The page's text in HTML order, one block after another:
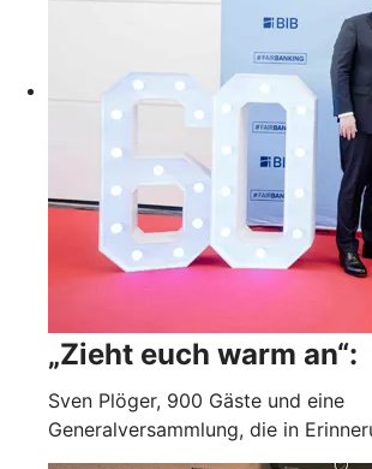
„Zieht euch warm an“:
Sven Plöger, 900 Gäste und eine
Generalversammlung, die in